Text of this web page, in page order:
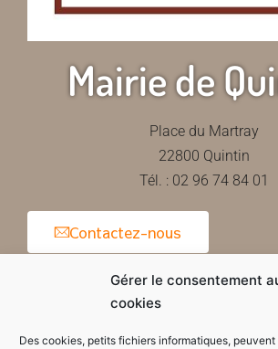
Gérer le consentement
cookies
Des cookies, petits fichiers informatiques, peuvent
Mairie de
Place du Martray
22800 Quintin
Tél. : 02 96 74 84 01
Contactez-nous
Horaires d'ouverture de la